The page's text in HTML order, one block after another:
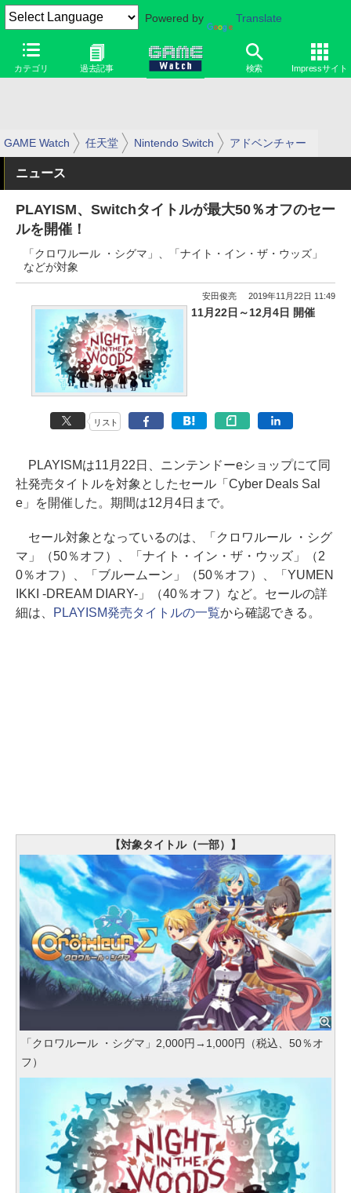
Powered by Translate
カテゴリ 過去記事 検索 Impressサイト
GAME Watch 任天堂 Nintendo Switch アドベンチャー
ニュース
PLAYISM、Switchタイトルが最大50％オフのセー
ルを開催！
「クロワルール ・シグマ」、「ナイト・イン・ザ・ウッズ」
などが対象
安田俊亮 2019年11月22日 11:49
11月22日～12月4日 開催
リスト
PLAYISMは11月22日、ニンテンドーeショップにて同
社発売タイトルを対象としたセール「Cyber Deals Sal
e」を開催した。期間は12月4日まで。
セール対象となっているのは、「クロワルール ・シグ
マ」（50％オフ）、「ナイト・イン・ザ・ウッズ」（2
0％オフ）、「ブルームーン」（50％オフ）、「YUMEN
IKKI -DREAM DIARY-」（40％オフ）など。セールの詳
細は、
PLAYISM発売タイトルの一覧から確認できる。
【対象タイトル（一部）】
「クロワルール ・シグマ」2,000円→1,000円（税込、50％オ
フ）